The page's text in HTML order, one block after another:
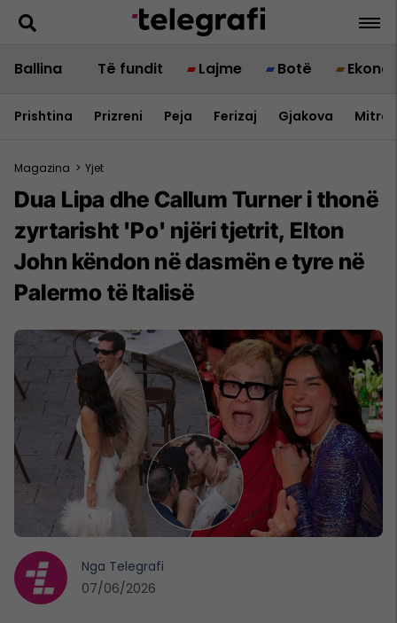
Ballina Të fundit Lajme Botë
Prishtina Prizreni Peja Ferizaj Gjakova
Magazina > Yjet
Dua Lipa dhe Callum Turner i thonë
zyrtarisht 'Po' njëri tjetrit, Elton
John këndon në dasmën e tyre në
Palermo të Italisë
Nga Telegrafi
07/06/2026